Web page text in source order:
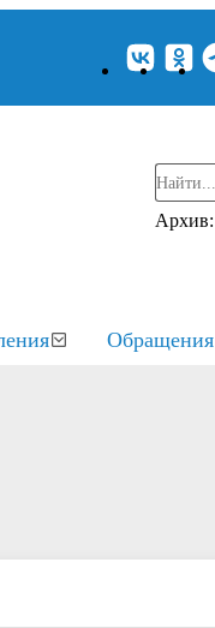
Архив:
Обращения